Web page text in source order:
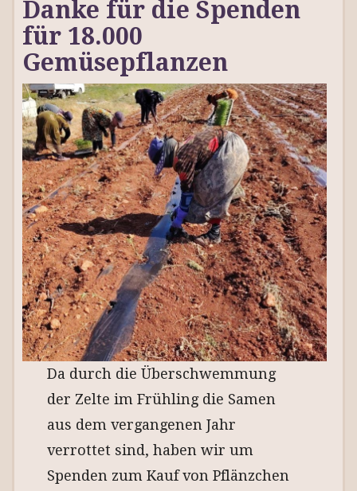
Danke für die Spenden
für 18.000
Gemüsepflanzen
Da durch die Überschwemmung
der Zelte im Frühling die Samen
aus dem vergangenen Jahr
verrottet sind, haben wir um
Spenden zum Kauf von Pflänzchen